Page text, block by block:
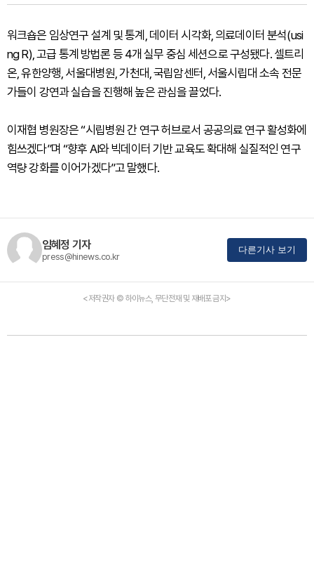
워크숍은 임상연구 설계 및 통계, 데이터 시각화, 의료데이터 분석(usi
ng R), 고급 통계 방법론 등 4개 실무 중심 세션으로 구성됐다. 셀트리
온, 유한양행, 서울대병원, 가천대, 국립암센터, 서울시립대 소속 전문
가들이 강연과 실습을 진행해 높은 관심을 끌었다.
이재협 병원장은 “시립병원 간 연구 허브로서 공공의료 연구 활성화에
힘쓰겠다”며 “향후 AI와 빅데이터 기반 교육도 확대해 실질적인 연구
역량 강화를 이어가겠다”고 말했다.
임혜정 기자
press@hinews.co.kr
다른기사 보기
<저작권자 © 하이뉴스, 무단전재 및 재배포 금지>